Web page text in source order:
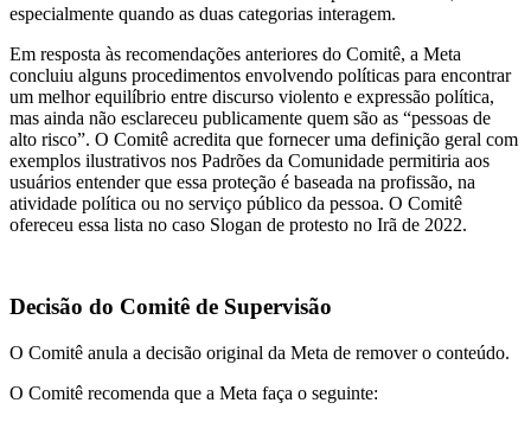
especialmente quando as duas categorias interagem.
Em resposta às recomendações anteriores do Comitê, a Meta
concluiu alguns procedimentos envolvendo políticas para encontrar
um melhor equilíbrio entre discurso violento e expressão política,
mas ainda não esclareceu publicamente quem são as “pessoas de
alto risco”. O Comitê acredita que fornecer uma definição geral com
exemplos ilustrativos nos Padrões da Comunidade permitiria aos
usuários entender que essa proteção é baseada na profissão, na
atividade política ou no serviço público da pessoa. O Comitê
ofereceu essa lista no caso Slogan de protesto no Irã de 2022.
Decisão do Comitê de Supervisão
O Comitê anula a decisão original da Meta de remover o conteúdo.
O Comitê recomenda que a Meta faça o seguinte: